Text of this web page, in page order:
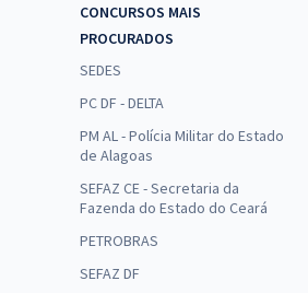
CONCURSOS MAIS
PROCURADOS
SEDES
PC DF - DELTA
PM AL - Polícia Militar do Estado
de Alagoas
SEFAZ CE - Secretaria da
Fazenda do Estado do Ceará
PETROBRAS
SEFAZ DF